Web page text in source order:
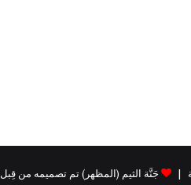
جَنَّة الثيم (المظهر) تم تصميمه من قِبل TieLabs | مُستضاف بفخر